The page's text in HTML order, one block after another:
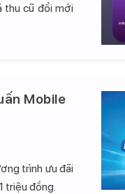
thu cũ đổi mới
Mobile
trình ưu đãi
triệu đồng.